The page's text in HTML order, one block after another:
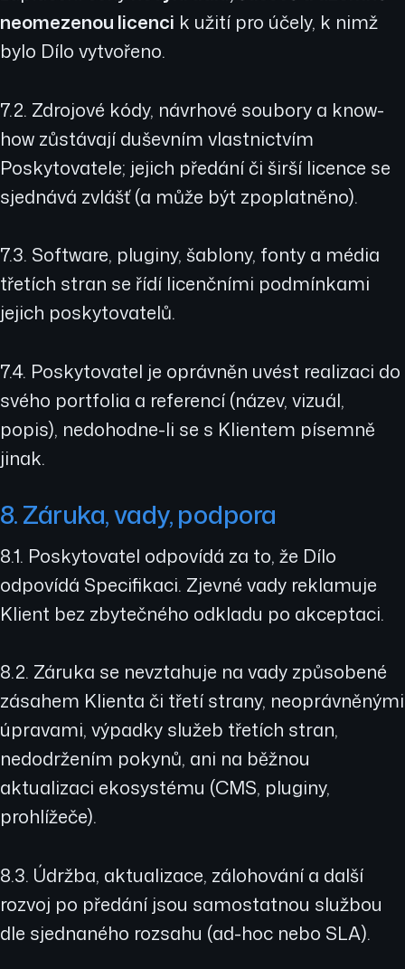
neomezenou licenci k užití pro účely, k nimž
bylo Dílo vytvořeno.
7.2. Zdrojové kódy, návrhové soubory a know-
how zůstávají duševním vlastnictvím
Poskytovatele; jejich předání či širší licence se
sjednává zvlášť (a může být zpoplatněno).
7.3. Software, pluginy, šablony, fonty a média
třetích stran se řídí licenčními podmínkami
jejich poskytovatelů.
7.4. Poskytovatel je oprávněn uvést realizaci do
svého portfolia a referencí (název, vizuál,
popis), nedohodne-li se s Klientem písemně
jinak.
8. Záruka, vady, podpora
8.1. Poskytovatel odpovídá za to, že Dílo
odpovídá Specifikaci. Zjevné vady reklamuje
Klient bez zbytečného odkladu po akceptaci.
8.2. Záruka se nevztahuje na vady způsobené
zásahem Klienta či třetí strany, neoprávněnými
úpravami, výpadky služeb třetích stran,
nedodržením pokynů, ani na běžnou
aktualizaci ekosystému (CMS, pluginy,
prohlížeče).
8.3. Údržba, aktualizace, zálohování a další
rozvoj po předání jsou samostatnou službou
dle sjednaného rozsahu (ad-hoc nebo SLA).